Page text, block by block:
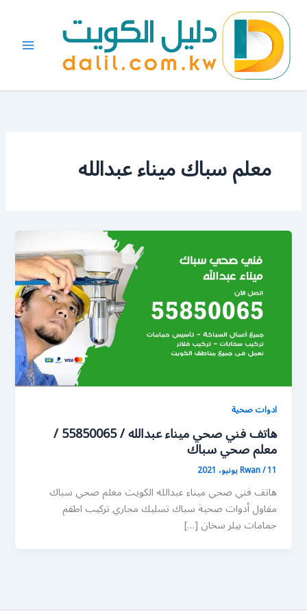
المحتوى
معلم سباك ميناء عبدالله
ادوات صحية
هاتف فني صحي ميناء عبدالله / 55850065 /
معلم صحي سباك
Rwan/11 يونيو، 2021
هاتف فني صحي ميناء عبدالله الكويت معلم صحي سباك
مقاول أدوات صحية سباك تسليك مجاري تركيب اطقم
جمامات بيلر سخان […]